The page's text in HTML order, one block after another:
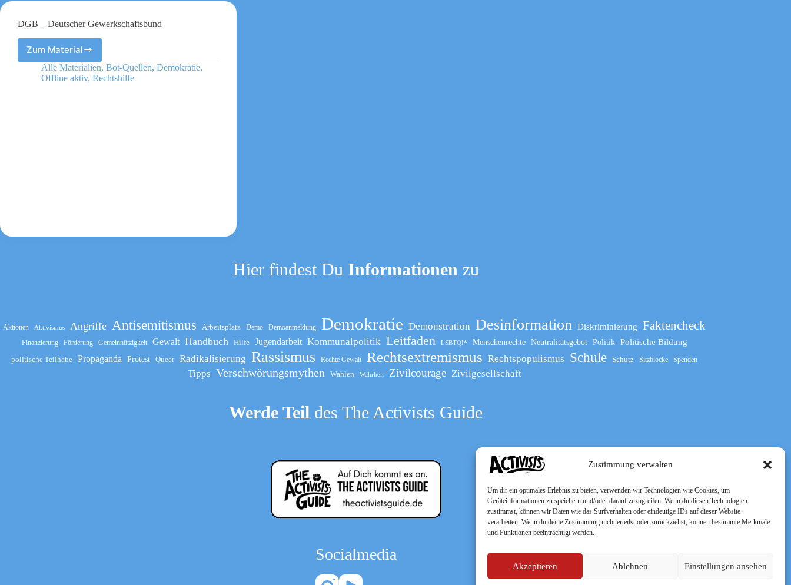
Zustimmung verwalten
Um dir ein optimales Erlebnis zu bieten, verwenden wir Technologien wie Cookies, um
Geräteinformationen zu speichern und/oder darauf zuzugreifen. Wenn du diesen Technologien
zustimmst, können wir Daten wie das Surfverhalten oder eindeutige IDs auf dieser Website
verarbeiten. Wenn du deine Zustimmung nicht erteilst oder zurückziehst, können bestimmte Merkmale
und Funktionen beeinträchtigt werden.
Akzeptieren Ablehnen Einstellungen ansehen
DGB – Deutscher Gewerkschaftsbund
Zum Material
DGB
–
Deutscher
Alle Materialien, Bot-Quellen, Demokratie,
Offline aktiv, Rechtshilfe
Hier findest Du Informationen zu
Aktionen Aktivismus Angriffe Antisemitismus Arbeitsplatz Demo Demoanmeldung Demokratie Demonstration Desinformation Diskriminierung Faktencheck
Finanzierung Förderung Gemeinnützigkeit Gewalt Handbuch Hilfe Jugendarbeit Kommunalpolitik Leitfaden LSBTQI* Menschenrechte Neutralitätsgebot Politik Politische Bildung
politische Teilhabe Propaganda Protest Queer Radikalisierung Rassismus Rechte Gewalt Rechtsextremismus Rechtspopulismus Schule Schutz Sitzblocke Spenden
Tipps Verschwörungsmythen Wahlen Wahrheit Zivilcourage Zivilgesellschaft
Werde Teil des The Activists Guide
Socialmedia